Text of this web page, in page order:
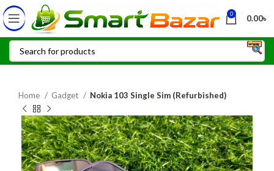
0 0.00৳
Home Gadget Nokia 103 Single Sim (Refurbished)